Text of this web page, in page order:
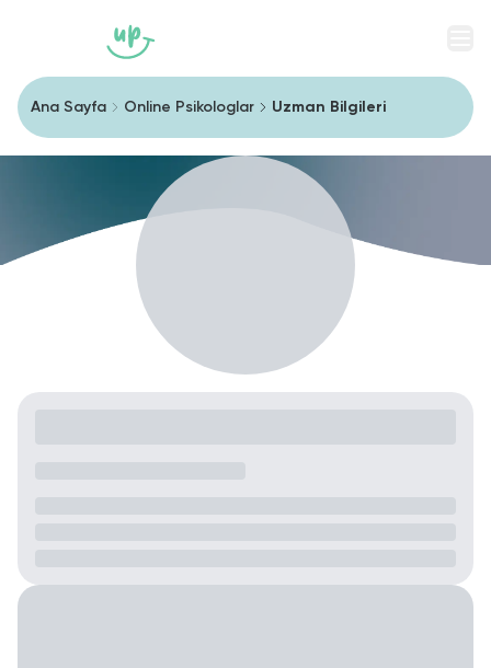
Ana Sayfa Online Psikologlar Uzman Bilgileri